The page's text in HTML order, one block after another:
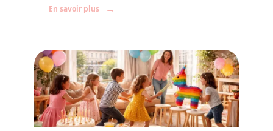
En savoir plus
Famille